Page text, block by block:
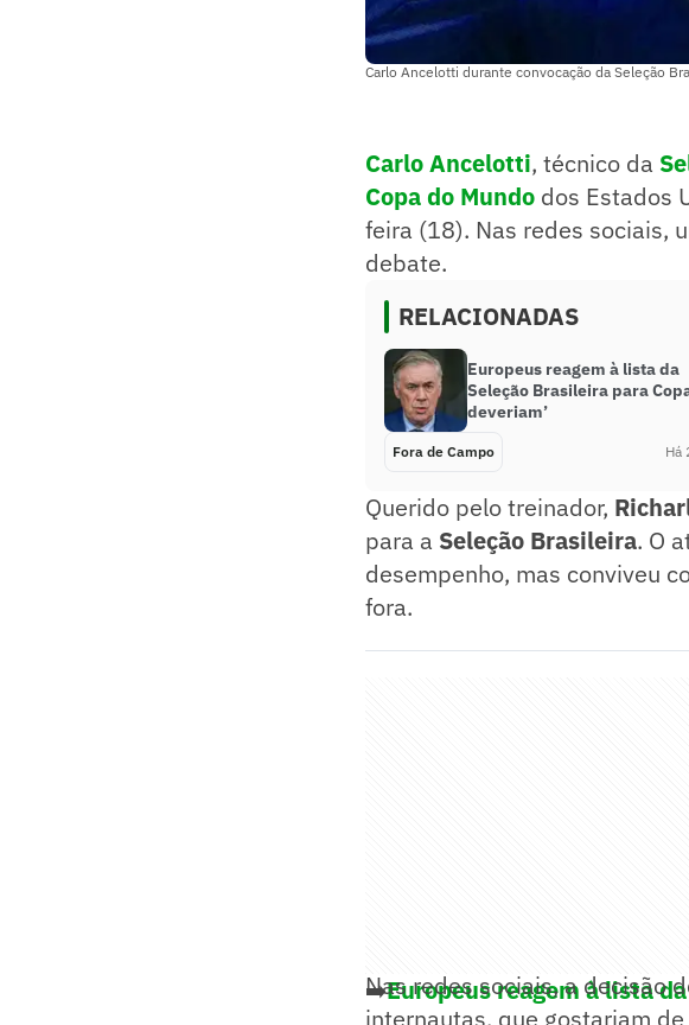
Carlo Ancelotti durante convocação da Seleção
Carlo Ancelotti, técnico da
Copa do Mundo dos Estados
feira (18). Nas redes sociais,
debate.
RELACIONADAS
Europeus reagem à lista da
Seleção Brasileira para
deveriam’
Fora de Campo Há
Querido pelo treinador,
para a Seleção Brasileira. O
desempenho, mas conviveu
fora.
➡️Europeus reagem à lista
Nas redes sociais, a decisão